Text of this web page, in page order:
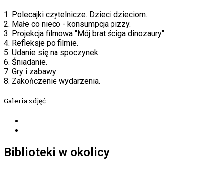
1. Polecajki czytelnicze. Dzieci dzieciom.
2. Małe co nieco - konsumpcja pizzy.
3. Projekcja filmowa "Mój brat ściga dinozaury".
4. Refleksje po filmie.
5. Udanie się na spoczynek.
6. Śniadanie.
7. Gry i zabawy.
8. Zakończenie wydarzenia.
Galeria zdjęć
Biblioteki w okolicy